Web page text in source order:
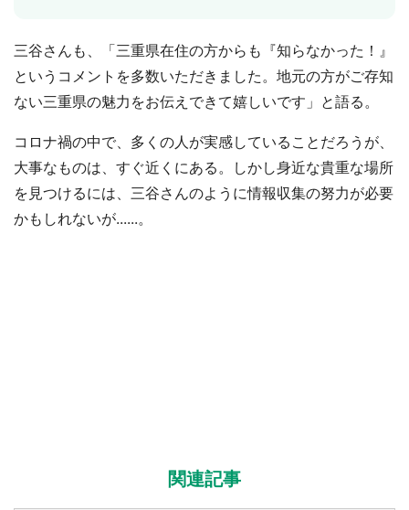
三谷さんも、「三重県在住の方からも『知らなかった！』
というコメントを多数いただきました。地元の方がご存知
ない三重県の魅力をお伝えできて嬉しいです」と語る。
コロナ禍の中で、多くの人が実感していることだろうが、
大事なものは、すぐ近くにある。しかし身近な貴重な場所
を見つけるには、三谷さんのように情報収集の努力が必要
かもしれないが......。
関連記事